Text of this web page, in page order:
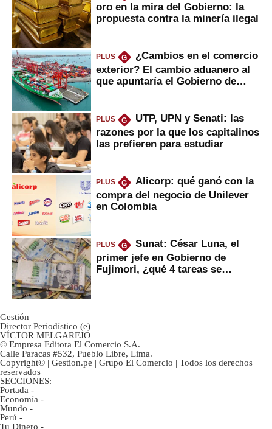
oro en la mira del Gobierno: la
propuesta contra la minería ilegal
PLUS G
¿Cambios en el comercio
exterior? El cambio aduanero al
que apuntaría el Gobierno de
PLUS G
UTP, UPN y Senati: las
razones por la que los capitalinos
las prefieren para estudiar
PLUS G
Alicorp: qué ganó con la
compra del negocio de Unilever
en Colombia
PLUS G
Sunat: César Luna, el
primer jefe en Gobierno de
Fujimori, ¿qué 4 tareas se
Gestión
Director Periodístico (e)
VÍCTOR MELGAREJO
© Empresa Editora El Comercio S.A.
Calle Paracas #532, Pueblo Libre, Lima.
Copyright© | Gestion.pe | Grupo El Comercio | Todos los derechos
reservados
SECCIONES:
Portada -
Economía -
Mundo -
Perú -
Tu Dinero -